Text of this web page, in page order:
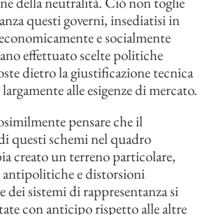
questi governi, insediatisi in
e socialmente
effettuato scelte politiche
dietro la giustificazione tecnica
alle esigenze di mercato.
pensare che il
questi schemi nel quadro
creato un terreno particolare,
antipolitiche e distorsioni
dei sistemi di rappresentanza si
con anticipo rispetto alle altre